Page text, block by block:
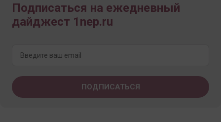
Подписаться на ежедневный
дайджест 1nep.ru